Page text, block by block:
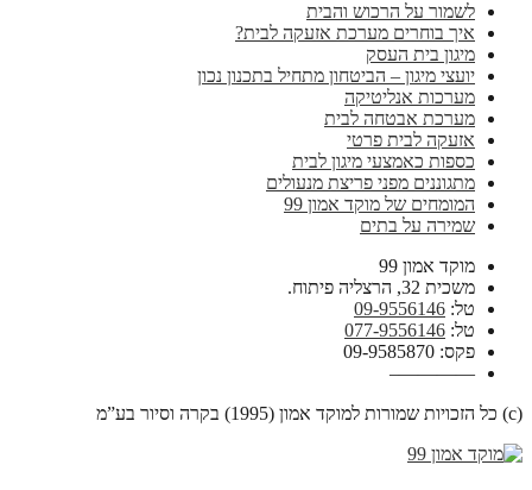
לשמור על הרכוש והבית
איך בוחרים מערכת אזעקה לבית?
מיגון בית העסק
יועצי מיגון – הביטחון מתחיל בתכנון נכון
מערכות אנליטיקה
מערכת אבטחה לבית
אזעקה לבית פרטי
כספות כאמצעי מיגון לבית
מתגוננים מפני פריצת מנעולים
המומחים של מוקד אמון 99
שמירה על בתים
מוקד אמון 99
משכית 32, הרצליה פיתוח.
טל: 09-9556146
טל: 077-9556146
פקס: 09-9585870
————–
(c) כל הזכויות שמורות למוקד אמון (1995) בקרה וסיור בע”מ